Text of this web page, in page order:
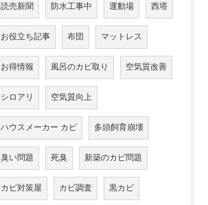
読売新聞 防水工事中 運動場 西塔
お役立ち記事 布団 マットレス
お得情報 風呂のカビ取り 空気質改善
シロアリ 空気質向上
ハウスメーカー カビ 多頭飼育崩壊
臭い問題 死臭 新築のカビ問題
カビ対策屋 カビ調査 黒カビ